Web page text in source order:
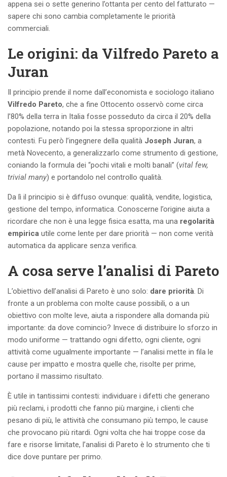
appena sei o sette generino l’ottanta per cento del fatturato —
sapere chi sono cambia completamente le priorità
commerciali.
Le origini: da Vilfredo Pareto a
Juran
Il principio prende il nome dall’economista e sociologo italiano
Vilfredo Pareto, che a fine Ottocento osservò come circa
l’80% della terra in Italia fosse posseduto da circa il 20% della
popolazione, notando poi la stessa sproporzione in altri
contesti. Fu però l’ingegnere della qualità Joseph Juran, a
metà Novecento, a generalizzarlo come strumento di gestione,
coniando la formula dei “pochi vitali e molti banali” (vital few,
trivial many) e portandolo nel controllo qualità.
Da lì il principio si è diffuso ovunque: qualità, vendite, logistica,
gestione del tempo, informatica. Conoscerne l’origine aiuta a
ricordare che non è una legge fisica esatta, ma una regolarità
empirica utile come lente per dare priorità — non come verità
automatica da applicare senza verifica.
A cosa serve l’analisi di Pareto
L’obiettivo dell’analisi di Pareto è uno solo: dare priorità . Di
fronte a un problema con molte cause possibili, o a un
obiettivo con molte leve, aiuta a rispondere alla domanda più
importante: da dove comincio? Invece di distribuire lo sforzo in
modo uniforme — trattando ogni difetto, ogni cliente, ogni
attività come ugualmente importante — l’analisi mette in fila le
cause per impatto e mostra quelle che, risolte per prime,
portano il massimo risultato.
È utile in tantissimi contesti: individuare i difetti che generano
più reclami, i prodotti che fanno più margine, i clienti che
pesano di più, le attività che consumano più tempo, le cause
che provocano più ritardi. Ogni volta che hai troppe cose da
fare e risorse limitate, l’analisi di Pareto è lo strumento che ti
dice dove puntare per primo.